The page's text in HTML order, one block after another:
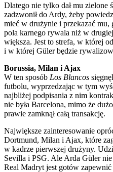
Dlatego nie tylko dał mu zielone
zadzwonił do Ardy, żeby
mieć w drużynie i przekazać
pola karnego rywala niż w
większa. Jest to strefa, w której
i w której Güler będzie
Borussia, Milan i Ajax
W ten sposób Los Blancos
futbolu, wyprzedzając w tym
najbliżej podpisania z nim
nie była Barcelona, mimo że
prawie zamknął całą transakcję.
Największe zainteresowanie
Dortmund, Milan i Ajax, które
w kadrze pierwszej drużyny.
Sevilla i PSG. Ale Arda Güler nie
Real Madryt jest gotów